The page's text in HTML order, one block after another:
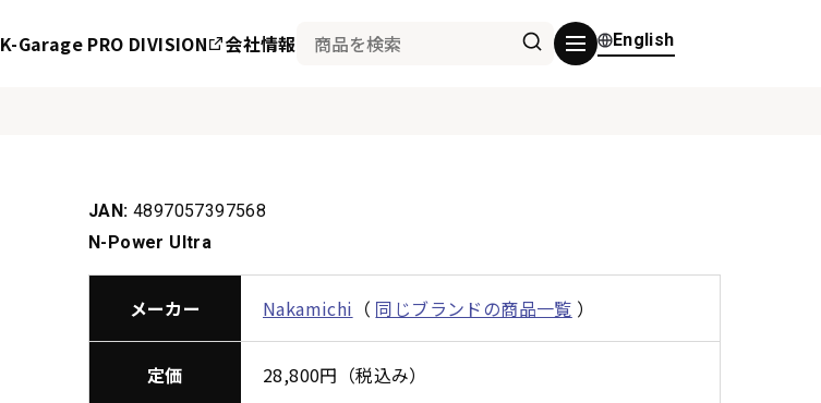
K-Garage PRO DIVISION 会社情報 English
JAN: 4897057397568
N-Power Ultra
メーカー Nakamichi （ 同じブランドの商品一覧 ）
定価 28,800円（税込み）